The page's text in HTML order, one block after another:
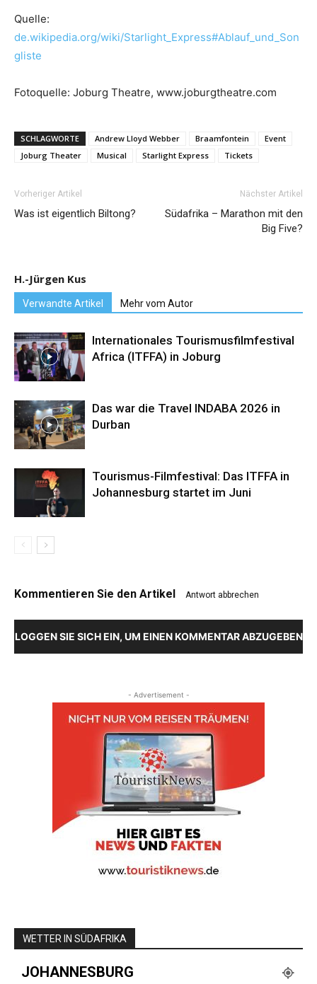
Quelle:
de.wikipedia.org/wiki/Starlight_Express#Ablauf_und_Son
gliste
Fotoquelle: Joburg Theatre, www.joburgtheatre.com
SCHLAGWORTE Andrew Lloyd Webber Braamfontein
Event
Joburg Theater
Musical Starlight Express Tickets
Vorheriger Artikel
Was ist eigentlich Biltong?
Nächster Artikel
Südafrika – Marathon mit den
Big Five?
H.-Jürgen Kus
Verwandte Artikel Mehr vom Autor
Internationales Tourismusfilmfestival
Africa (ITFFA) in Joburg
Das war die Travel INDABA 2026 in
Durban
Tourismus-Filmfestival: Das ITFFA in
Johannesburg startet im Juni
Kommentieren Sie den Artikel Antwort abbrechen
LOGGEN SIE SICH EIN, UM EINEN KOMMENTAR ABZUGEBEN
- Advertisement -
WETTER IN SÜDAFRIKA
JOHANNESBURG